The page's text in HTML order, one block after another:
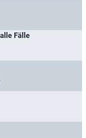
Fälle